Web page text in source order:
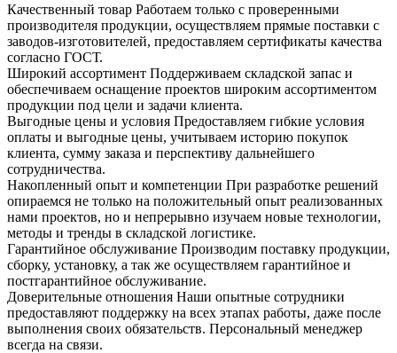
Качественный товар Работаем только с проверенными
производителя продукции, осуществляем прямые поставки с
заводов-изготовителей, предоставляем сертификаты качества
согласно ГОСТ.
Широкий ассортимент Поддерживаем складской запас и
обеспечиваем оснащение проектов широким ассортиментом
продукции под цели и задачи клиента.
Выгодные цены и условия Предоставляем гибкие условия
оплаты и выгодные цены, учитываем историю покупок
клиента, сумму заказа и перспективу дальнейшего
сотрудничества.
Накопленный опыт и компетенции При разработке решений
опираемся не только на положительный опыт реализованных
нами проектов, но и непрерывно изучаем новые технологии,
методы и тренды в складской логистике.
Гарантийное обслуживание Производим поставку продукции,
сборку, установку, а так же осуществляем гарантийное и
постгарантийное обслуживание.
Доверительные отношения Наши опытные сотрудники
предоставляют поддержку на всех этапах работы, даже после
выполнения своих обязательств. Персональный менеджер
всегда на связи.